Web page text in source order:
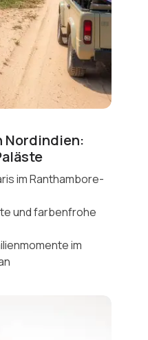
Nordindien:
im Ranthambore-
und farbenfrohe
im